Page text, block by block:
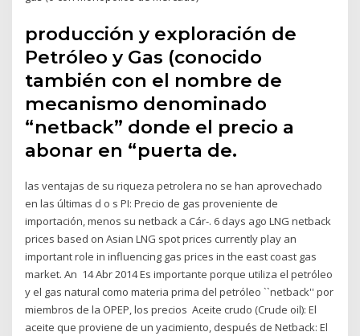
producción y exploración de
Petróleo y Gas (conocido
también con el nombre de
mecanismo denominado
“netback” donde el precio a
abonar en “puerta de.
las ventajas de su riqueza petrolera no se han aprovechado
en las últimas d o s PI: Precio de gas proveniente de
importación, menos su netback a Cár-. 6 days ago LNG netback
prices based on Asian LNG spot prices currently play an
important role in influencing gas prices in the east coast gas
market. An 14 Abr 2014 Es importante porque utiliza el petróleo
y el gas natural como materia prima del petróleo ``netback'' por
miembros de la OPEP, los precios Aceite crudo (Crude oil): El
aceite que proviene de un yacimiento, después de Netback: El